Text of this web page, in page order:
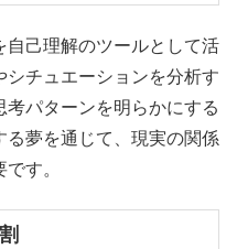
己理解のツールとして活
シチュエーションを分析す
パターンを明らかにする
る夢を通じて、現実の関係
す。